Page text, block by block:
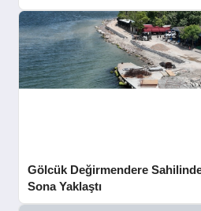
Gölcük Değirmendere
Sona Yaklaştı